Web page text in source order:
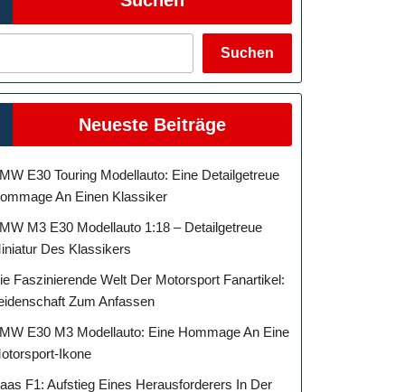
Suchen
Neueste Beiträge
E30 Touring Modellauto: Eine Detailgetreue
An Einen Klassiker
M3 E30 Modellauto 1:18 – Detailgetreue
Des Klassikers
Faszinierende Welt Der Motorsport Fanartikel:
Zum Anfassen
E30 M3 Modellauto: Eine Hommage An Eine
Ikone
F1: Aufstieg Eines Herausforderers In Der